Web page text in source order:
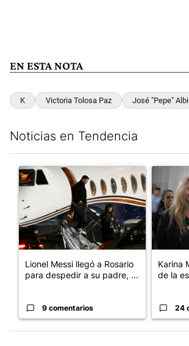
EN ESTA NOTA
K Victoria Tolosa Paz José "Pepe"
Noticias en Tendencia
Un artículo de tendencia con el título
Lionel Messi llegó a Rosario
para despedir a su padre, ...
9 comentarios
Un
Karina
de la
24